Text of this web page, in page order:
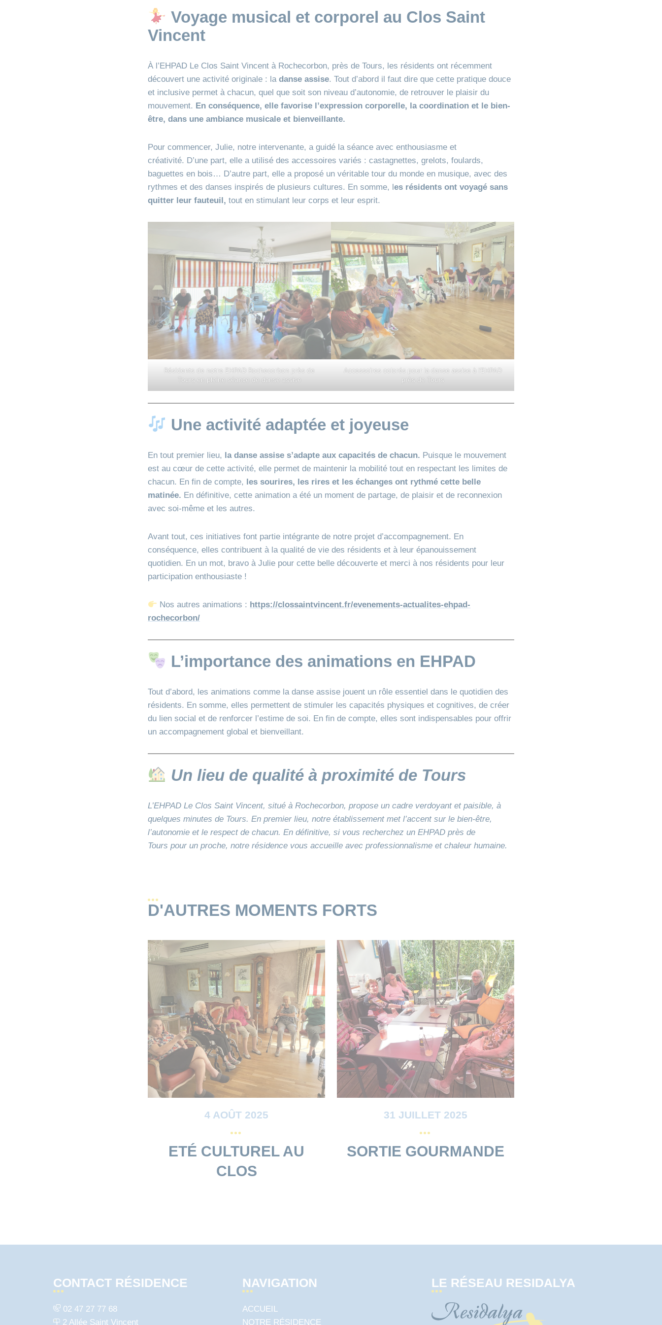
Voyage musical et corporel au Clos Saint
Vincent
À l’EHPAD Le Clos Saint Vincent à Rochecorbon, près de Tours, les résidents ont récemment
découvert une activité originale : la danse assise. Tout d’abord il faut dire que cette pratique douce
et inclusive permet à chacun, quel que soit son niveau d’autonomie, de retrouver le plaisir du
mouvement. En conséquence, elle favorise l’expression corporelle, la coordination et le bien-
être, dans une ambiance musicale et bienveillante.
Pour commencer, Julie, notre intervenante, a guidé la séance avec enthousiasme et
créativité. D’une part, elle a utilisé des accessoires variés : castagnettes, grelots, foulards,
baguettes en bois… D’autre part, elle a proposé un véritable tour du monde en musique, avec des
rythmes et des danses inspirés de plusieurs cultures. En somme, les résidents ont voyagé sans
quitter leur fauteuil, tout en stimulant leur corps et leur esprit.
Résidents de notre EHPAD Rochecorbon près de
Tours en pleine séance de danse assise
Accessoires colorés pour la danse assise à l’EHPAD
près de Tours
Une activité adaptée et joyeuse
En tout premier lieu, la danse assise s’adapte aux capacités de chacun. Puisque le mouvement
est au cœur de cette activité, elle permet de maintenir la mobilité tout en respectant les limites de
chacun. En fin de compte, les sourires, les rires et les échanges ont rythmé cette belle
matinée. En définitive, cette animation a été un moment de partage, de plaisir et de reconnexion
avec soi-même et les autres.
Avant tout, ces initiatives font partie intégrante de notre projet d’accompagnement. En
conséquence, elles contribuent à la qualité de vie des résidents et à leur épanouissement
quotidien. En un mot, bravo à Julie pour cette belle découverte et merci à nos résidents pour leur
participation enthousiaste !
Nos autres animations : https://clossaintvincent.fr/evenements-actualites-ehpad-
rochecorbon/
L’importance des animations en EHPAD
Tout d’abord, les animations comme la danse assise jouent un rôle essentiel dans le quotidien des
résidents. En somme, elles permettent de stimuler les capacités physiques et cognitives, de créer
du lien social et de renforcer l’estime de soi. En fin de compte, elles sont indispensables pour offrir
un accompagnement global et bienveillant.
Un lieu de qualité à proximité de Tours
L’EHPAD Le Clos Saint Vincent, situé à Rochecorbon, propose un cadre verdoyant et paisible, à
quelques minutes de Tours. En premier lieu, notre établissement met l’accent sur le bien-être,
l’autonomie et le respect de chacun. En définitive, si vous recherchez un EHPAD près de
Tours pour un proche, notre résidence vous accueille avec professionnalisme et chaleur humaine.
D'AUTRES MOMENTS FORTS
4 AOÛT 2025
ETÉ CULTUREL AU
CLOS
31 JUILLET 2025
SORTIE GOURMANDE
CONTACT RÉSIDENCE
02 47 27 77 68
2 Allée Saint Vincent
NAVIGATION
ACCUEIL
NOTRE RÉSIDENCE
LE RÉSEAU RESIDALYA